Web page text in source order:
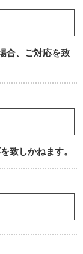
合、ご対応を致
致しかねます。